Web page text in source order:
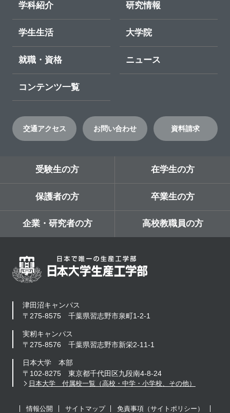
学科紹介 研究情報
学生生活 大学院
就職・資格 ニュース
コンテンツ一覧
交通アクセス お問い合わせ 資料請求
受験生の方 在学生の方
保護者の方 卒業生の方
企業・研究者の方 高校教職員の方
津田沼キャンパス
〒275-8575 千葉県習志野市泉町1-2-1
実籾キャンパス
〒275-8576 千葉県習志野市新栄2-11-1
日本大学 本部
〒102-8275 東京都千代田区九段南4-8-24
日本大学 付属校一覧（高校・中学・小学校、その他）
情報公開 サイトマップ 免責事項（サイトポリシー）